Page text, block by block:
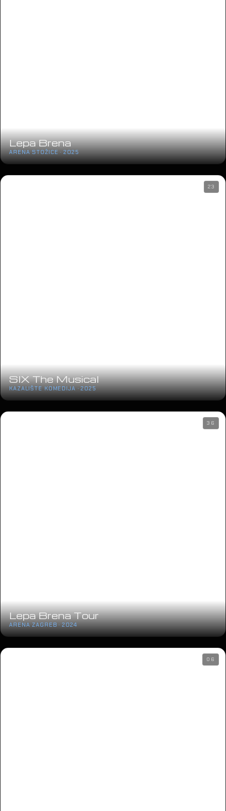
Lepa Brena
ARENA STOŽICE · 2025
SIX The Musical
KAZALIŠTE KOMEDIJA · 2025
23
Lepa Brena Tour
ARENA ZAGREB · 2024
36
06